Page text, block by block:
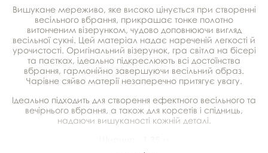
Вишукане мереживо, яке високо цінується при створенні
весільного вбрання, прикрашає тонке полотно
витонченим візерунком, чудово доповнюючи вигляд
весільної сукні. Цей матеріал надає нареченій легкості й
урочистості. Оригінальний візерунок, гра світла на бісері
та паєтках, ідеально підкреслюють всі достоїнства
вбрання, гармонійно завершуючи весільний образ.
Чарівне сяйво матерії незаперечно притягує увагу.
Ідеально підходить для створення ефектного весільного та
вечірнього вбрання, а також для корсетів і спідниць,
надаючи вишуканості кожній деталі.